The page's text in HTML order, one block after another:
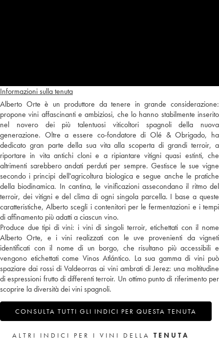
Informazioni sulla tenuta
Alberto Orte è un produttore da tenere in grande considerazione:
propone vini affascinanti e ambiziosi, che lo hanno stabilmente inserito
nel novero dei più talentuosi viticoltori spagnoli della nuova
generazione. Oltre a essere co-fondatore di Olé & Obrigado, ha
dedicato gran parte della sua vita alla scoperta di grandi terroir, a
riportare in vita antichi cloni e a ripiantare vitigni quasi estinti, che
altrimenti sarebbero andati perduti per sempre. Gestisce le sue vigne
secondo i principi dell'agricoltura biologica e segue anche le pratiche
della biodinamica. In cantina, le vinificazioni assecondano il ritmo del
terroir, dei vitigni e del clima di ogni singola parcella. I base a queste
caratteristiche, Alberto scegli i contenitori per le fermentazioni e i tempi
di affinamento più adatti a ciascun vino.
Produce due tipi di vini: i vini di singoli terroir, etichettati con il nome
Alberto Orte, e i vini realizzati con le uve provenienti da vigneti
identificati con il nome di un borgo, che risultano più accessibili e
vengono etichettati come Vinos Atlántico. La sua gamma di vini può
spaziare dai rossi di Valdeorras ai vini ambrati di Jerez: una moltitudine
di espressioni frutto di differenti terroir. Un ottimo punto di riferimento per
scoprire la diversità dei vini spagnoli.
CONSULTA TUTTI GLI INDICI PER QUESTA TENUTA
ALTRI INDICI PER I VINI DELLA TENUTA